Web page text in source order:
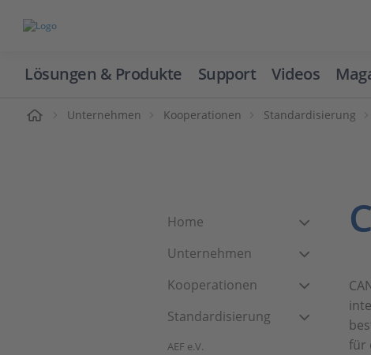
Lösungen & Produkte Support Videos
Unternehmen Kooperationen Standardisierung
Home
Unternehmen
Kooperationen
Standardisierung
AEF e.V.
für